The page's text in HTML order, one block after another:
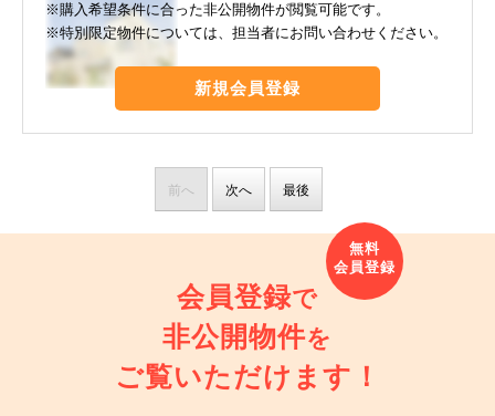
※購入希望条件に合った非公開物件が閲覧可能です。
※特別限定物件については、担当者にお問い合わせください。
新規会員登録
前へ 次へ 最後
会員登録で
非公開物件を
ご覧いただけます！